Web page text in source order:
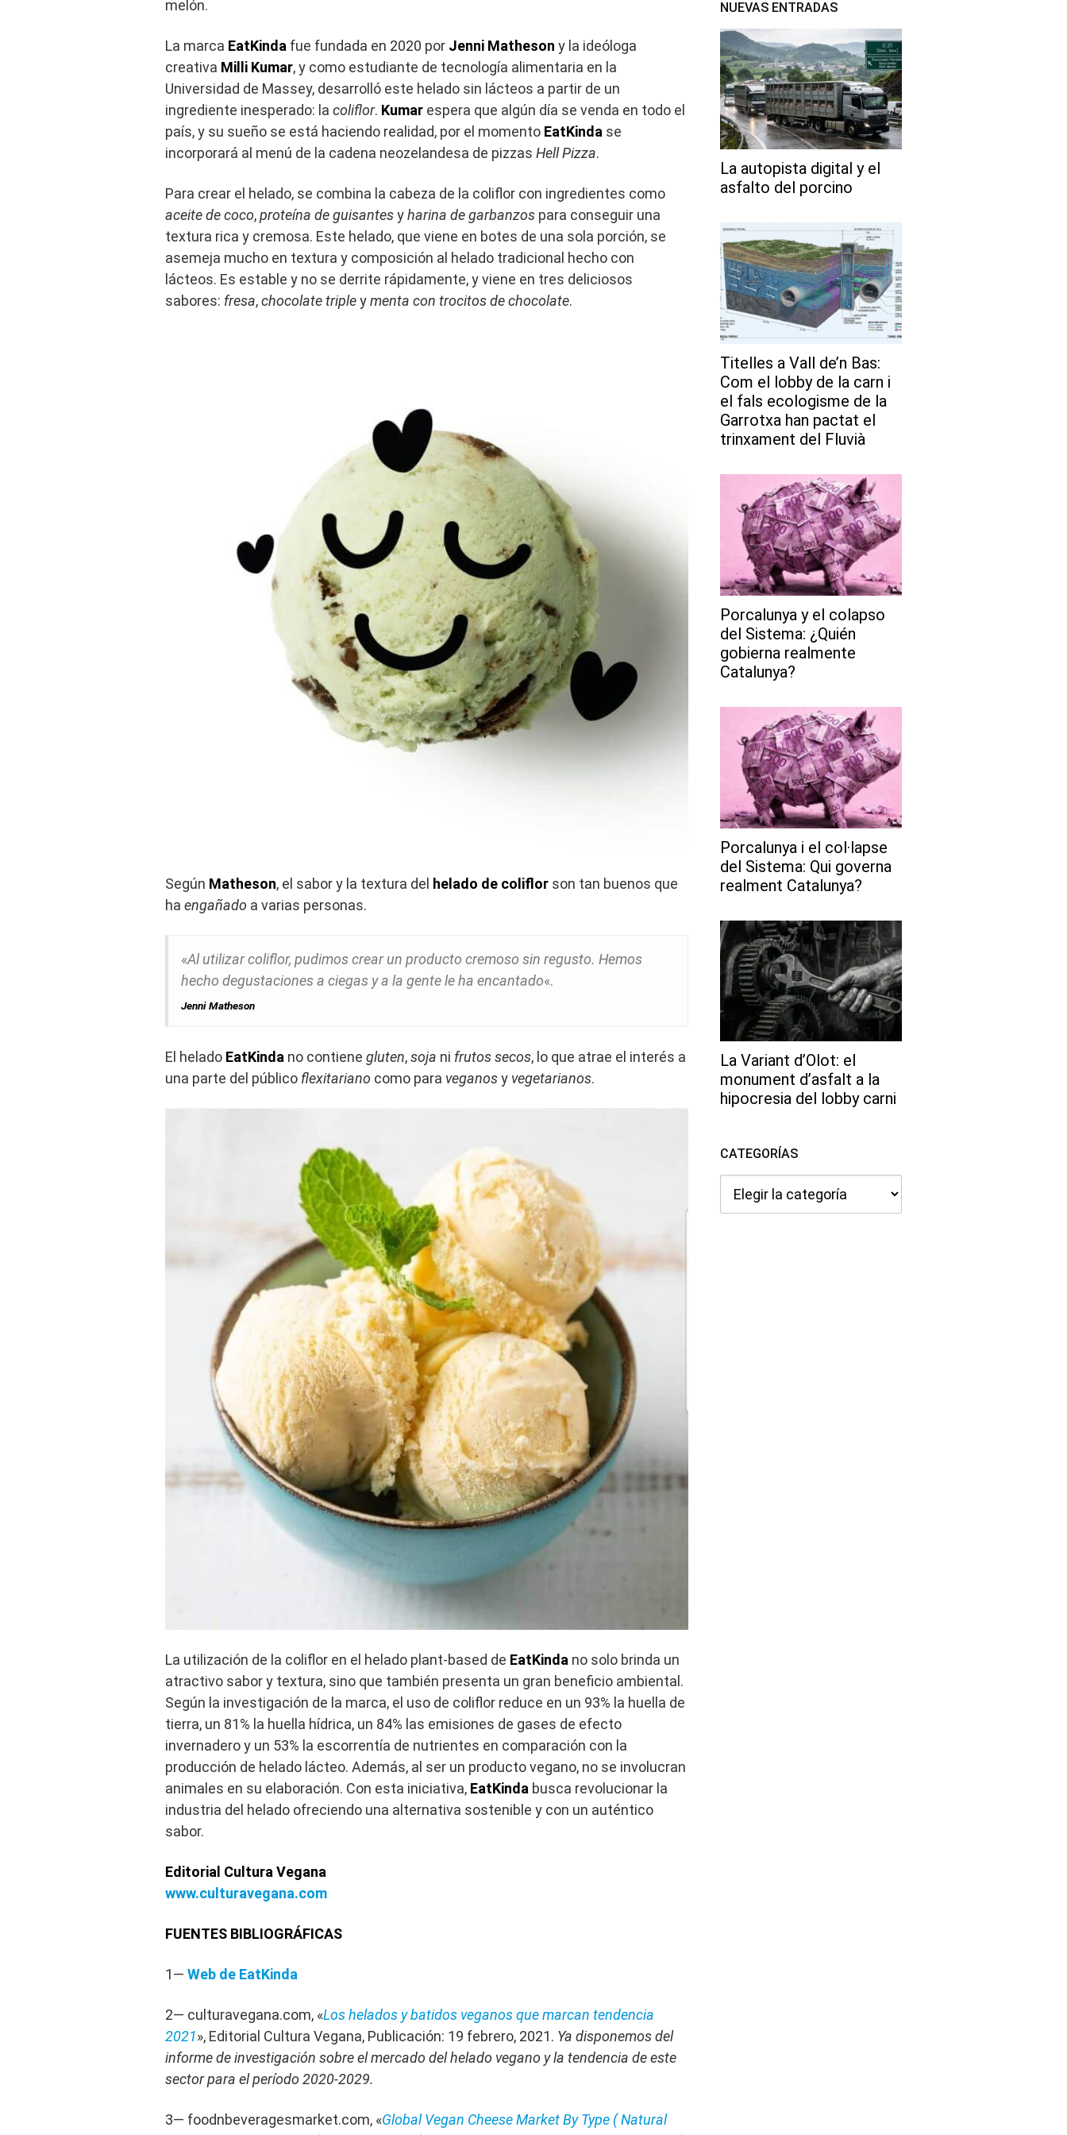
melón.
La marca EatKinda fue fundada en 2020 por Jenni Matheson y la ideóloga
creativa Milli Kumar, y como estudiante de tecnología alimentaria en la
Universidad de Massey, desarrolló este helado sin lácteos a partir de un
ingrediente inesperado: la coliflor. Kumar espera que algún día se venda en todo el
país, y su sueño se está haciendo realidad, por el momento EatKinda se
incorporará al menú de la cadena neozelandesa de pizzas Hell Pizza.
Para crear el helado, se combina la cabeza de la coliflor con ingredientes como
aceite de coco,proteína de guisantesyharina de garbanzos para conseguir una
textura rica y cremosa. Este helado, que viene en botes de una sola porción, se
asemeja mucho en textura y composición al helado tradicional hecho con
lácteos. Es estable y no se derrite rápidamente, y viene en tres deliciosos
sabores: fresa,chocolate tripleymenta con trocitos de chocolate.
Según Matheson, el sabor y la textura del helado de coliflor son tan buenos que
ha engañado a varias personas.
«Al utilizar coliflor, pudimos crear un producto cremoso sin regusto. Hemos
hecho degustaciones a ciegas y a la gente le ha encantado«.
Jenni Matheson
El helado EatKinda no contiene gluten,soja ni frutos secos, lo que atrae el interés a
una parte del público flexitariano como para veganosy vegetarianos.
La utilización de la coliflor en el helado plant-based de EatKinda no solo brinda un
atractivo sabor y textura, sino que también presenta un gran beneficio ambiental.
Según la investigación de la marca, el uso de coliflor reduce en un 93% la huella de
tierra, un 81% la huella hídrica, un 84% las emisiones de gases de efecto
invernadero y un 53% la escorrentía de nutrientes en comparación con la
producción de helado lácteo. Además, al ser un producto vegano, no se involucran
animales en su elaboración. Con esta iniciativa, EatKinda busca revolucionar la
industria del helado ofreciendo una alternativa sostenible y con un auténtico
sabor.
Editorial Cultura Vegana
www.culturavegana.com
FUENTES BIBLIOGRÁFICAS
1— Web de EatKinda
2— culturavegana.com, «Los helados y batidos veganos que marcan tendencia
2021», Editorial Cultura Vegana, Publicación: 19 febrero, 2021. Ya disponemos del
informe de investigación sobre el mercado del helado vegano y la tendencia de este
sector para el período 2020-2029.
3— foodnbeveragesmarket.com, «Global Vegan Cheese Market By Type ( Natural
NUEVAS ENTRADAS
La autopista digital y el
asfalto del porcino
Titelles a Vall de’n Bas:
Com el lobby de la carn i
el fals ecologisme de la
Garrotxa han pactat el
trinxament del Fluvià
Porcalunya y el colapso
del Sistema: ¿Quién
gobierna realmente
Catalunya?
Porcalunya i el col·lapse
del Sistema: Qui governa
realment Catalunya?
La Variant d’Olot: el
monument d’asfalt a la
hipocresia del lobby carni
CATEGORÍAS